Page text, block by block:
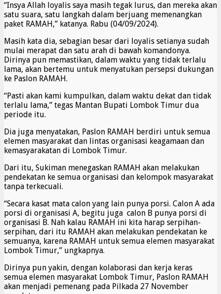
“Insya Allah loyalis saya masih tegak lurus, dan mereka akan
satu suara, satu langkah dalam berjuang memenangkan
paket RAMAH,” katanya. Rabu (04/09/2024).
Masih kata dia, sebagian besar dari loyalis setianya sudah
mulai merapat dan satu arah di bawah komandonya.
Dirinya pun memastikan, dalam waktu yang tidak terlalu
lama, akan bertemu untuk menyatukan persepsi dukungan
ke Paslon RAMAH.
“Pasti akan kami kumpulkan, dalam waktu dekat dan tidak
terlalu lama,” tegas Mantan Bupati Lombok Timur dua
periode itu.
Dia juga menyatakan, Paslon RAMAH berdiri untuk semua
elemen masyarakat dan lintas organisasi keagamaan dan
kemasyarakatan di Lombok Timur.
Dari itu, Sukiman menegaskan RAMAH akan melakukan
pendekatan ke semua organisasi dan kelompok masyarakat
tanpa terkecuali.
“Secara kasat mata calon yang lain punya porsi. Calon A ada
porsi di organisasi A, begitu juga calon B punya porsi di
organisasi B. Nah kalau RAMAH ini kita harap serpihan-
serpihan, dari itu RAMAH akan melakukan pendekatan ke
semuanya, karena RAMAH untuk semua elemen masyarakat
Lombok Timur,” ungkapnya.
Dirinya pun yakin, dengan kolaborasi dan kerja keras
semua elemen masyarakat Lombok Timur, Paslon RAMAH
akan menjadi pemenang pada Pilkada 27 November